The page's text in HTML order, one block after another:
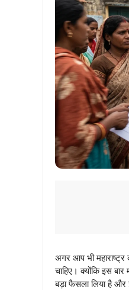
अगर आप भी
चाहिए। क्योंकि इस
बड़ा फैसला लिया है